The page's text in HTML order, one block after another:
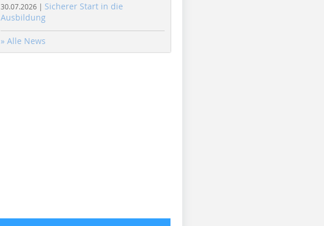
30.07.2026 | Sicherer Start in die
Ausbildung
» Alle News